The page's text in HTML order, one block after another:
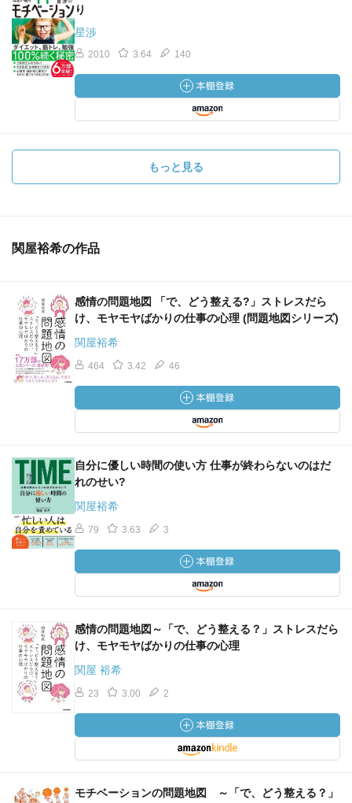
り
星渉
2010 3.64 140
もっと見る
関屋裕希の作品
感情の問題地図 「で、どう整える?」ストレスだら
け、モヤモヤばかりの仕事の心理 (問題地図シリーズ)
関屋裕希
464 3.42 46
自分に優しい時間の使い方 仕事が終わらないのはだ
れのせい?
関屋裕希
79 3.63 3
感情の問題地図～「で、どう整える？」ストレスだら
け、モヤモヤばかりの仕事の心理
関屋 裕希
23 3.00 2
モチベーションの問題地図 ～「で、どう整える？」